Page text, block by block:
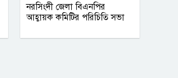
নরসিংদী জেলা বিএনপির
আহ্বায়ক কমিটির পরিচিতি সভা